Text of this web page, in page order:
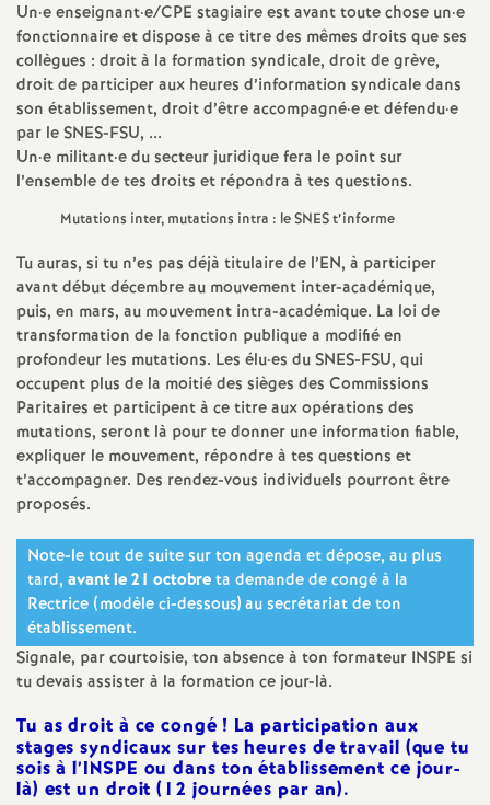
g
n
e
m
e
n
t
s
d
e
S
e
c
o
Un·e enseignant·e/CPE stagiaire est avant toute chose un·e
fonctionnaire et dispose à ce titre des mêmes droits que ses
collègues : droit à la formation syndicale, droit de grève,
droit de participer aux heures d’information syndicale dans
son établissement, droit d’être accompagné·e et défendu·e
par leSNES-FSU, ...
Un·e militant·e du secteur juridique fera le point sur
l’ensemble de tes droits et répondra à tes questions.
Mutations inter, mutations intra : leSNESt’informe
Tu auras, si tu n’es pas déjà titulaire de l’EN, à participer
avant début décembre au mouvement inter-académique,
puis, en mars, au mouvement intra-académique. La loi de
transformation de la fonction publique a modifié en
profondeur les mutations. Les élu·es duSNES-FSU, qui
occupent plus de la moitié des sièges des Commissions
Paritaires et participent à ce titre aux opérations des
mutations, seront là pour te donner une information fiable,
expliquer le mouvement, répondre à tes questions et
t’accompagner. Des rendez-vous individuels pourront être
proposés.
Note-le tout de suite sur ton agenda et dépose, au plus
tard, avant le 21 octobreta demande de congé à la
Rectrice (modèle ci-dessous) au secrétariat de ton
établissement.
Signale, par courtoisie, ton absence à ton formateur INSPE si
tu devais assister à la formation ce jour-là.
Tu as droit à ce congé ! La participation aux
stages syndicaux sur tes heures de travail (que tu
sois à l’INSPE ou dans ton établissement ce jour-
là) est un droit (12 journées par an).